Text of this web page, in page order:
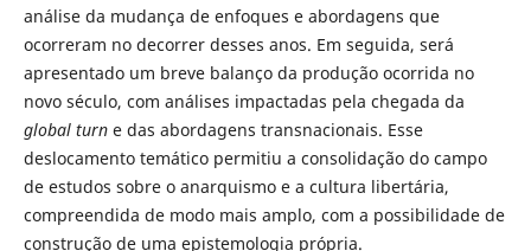
análise da mudança de enfoques e abordagens que
ocorreram no decorrer desses anos. Em seguida, será
apresentado um breve balanço da produção ocorrida no
novo século, com análises impactadas pela chegada da
global turne das abordagens transnacionais. Esse
deslocamento temático permitiu a consolidação do campo
de estudos sobre o anarquismo e a cultura libertária,
compreendida de modo mais amplo, com a possibilidade de
construção de uma epistemologia própria.